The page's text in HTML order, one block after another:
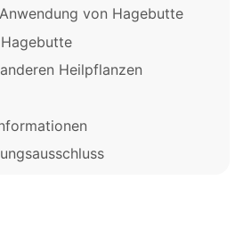
von Hagebutte
Heilpflanzen